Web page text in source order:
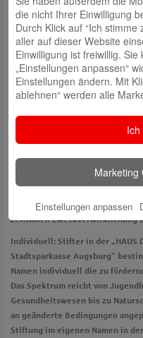
selbstständigen und
Fuggersche
Entscheidungsebene für die
Die Stiftung „HAUS
Stadtsparkasse Augsburg“
in unserer Region für
haben die Möglichkeit,
Zuwendungen zum
zeitnahen Zweckverwirklichung
Individuell: Stifter in der „HAUS
Stadtsparkasse Augsburg“
Namen individuell die zu
Das Spektrum reicht von
Gesundheitswesen bis zu
an geänderte Bedingungen
Stiftung im eigenen Namen in der
die nicht Ihrer Einwilligung
Durch Klick auf “Ich stimme
aller auf dieser Website
Einwilligung ist freiwillig.
„Einstellungen anpassen“
Einstellungen ändern. Mit
ablehnen“ werden alle
Marketing
Einstellungen anpassen